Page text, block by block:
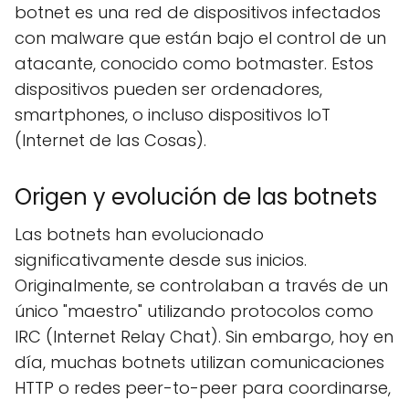
botnet es una red de dispositivos infectados
con malware que están bajo el control de un
atacante, conocido como botmaster. Estos
dispositivos pueden ser ordenadores,
smartphones, o incluso dispositivos IoT
(Internet de las Cosas).
Origen y evolución de las botnets
Las botnets han evolucionado
significativamente desde sus inicios.
Originalmente, se controlaban a través de un
único "maestro" utilizando protocolos como
IRC (Internet Relay Chat). Sin embargo, hoy en
día, muchas botnets utilizan comunicaciones
HTTP o redes peer-to-peer para coordinarse,